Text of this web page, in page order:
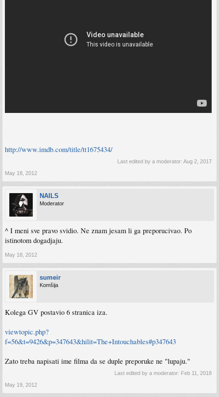
http://www.imdb.com/title/tt1675434/
Last edited by a moderator: Aug 2, 2017
May 18, 2012
NAILS
Moderator
^ I meni sve pravo svidio. Ne znam jesam li ga preporucivao. Po
istinotom dogadjaju.
May 18, 2012
sumeir
Komšija
Kolega GV postavio 6 stranica iza.
viewtopic.php?
f=56&t=9426&p=347643&hilit=The+Intouchables#p347643
Zato treba napisati ime filma da se duple preporuke ne "lupaju."
Last edited by a moderator: Feb 11, 2018
May 19, 2012